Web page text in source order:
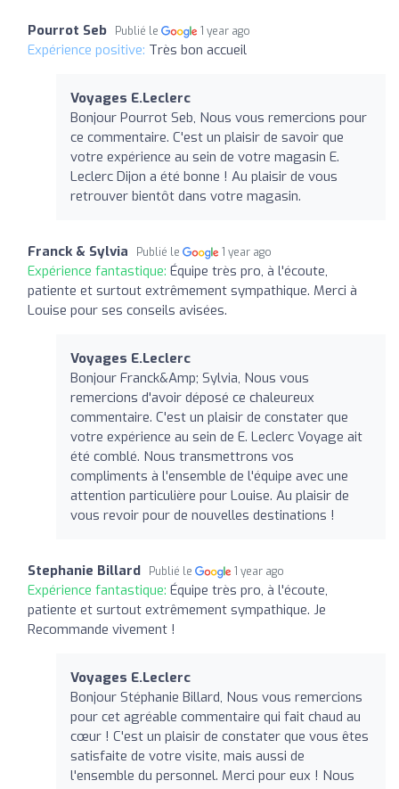
Pourrot Seb Publié le 1 year ago
Expérience positive: Très bon accueil
Voyages E.Leclerc
Bonjour Pourrot Seb, Nous vous remercions pour
ce commentaire. C'est un plaisir de savoir que
votre expérience au sein de votre magasin E.
Leclerc Dijon a été bonne ! Au plaisir de vous
retrouver bientôt dans votre magasin.
Franck & Sylvia Publié le 1 year ago
Expérience fantastique: Équipe très pro, à l'écoute,
patiente et surtout extrêmement sympathique. Merci à
Louise pour ses conseils avisées.
Voyages E.Leclerc
Bonjour Franck&Amp; Sylvia, Nous vous
remercions d'avoir déposé ce chaleureux
commentaire. C'est un plaisir de constater que
votre expérience au sein de E. Leclerc Voyage ait
été comblé. Nous transmettrons vos
compliments à l'ensemble de l'équipe avec une
attention particulière pour Louise. Au plaisir de
vous revoir pour de nouvelles destinations !
Stephanie Billard Publié le 1 year ago
Expérience fantastique: Équipe très pro, à l'écoute,
patiente et surtout extrêmement sympathique. Je
Recommande vivement !
Voyages E.Leclerc
Bonjour Stéphanie Billard, Nous vous remercions
pour cet agréable commentaire qui fait chaud au
cœur ! C'est un plaisir de constater que vous êtes
satisfaite de votre visite, mais aussi de
l'ensemble du personnel. Merci pour eux ! Nous